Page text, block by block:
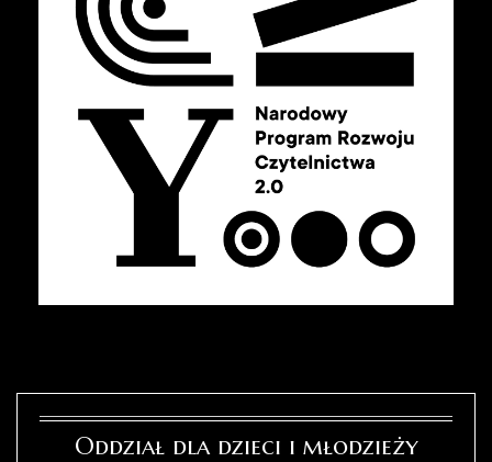
Oddział dla dzieci i młodzieży